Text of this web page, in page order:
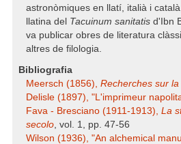
astronòmiques en llatí, italià i
llatina del Tacuinum sanitatis d'Ibn
va publicar obres de literatura
altres de filologia.
Bibliografia
Meersch (1856), Recherches sur la
Delisle (1897), "L'imprimeur
Fava - Bresciano (1911-1913), La
secolo, vol. 1, pp. 47-56
Wilson (1936), "An alchemical